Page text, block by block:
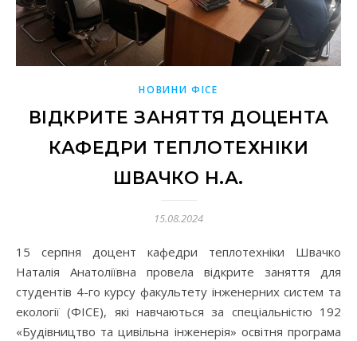
НОВИНИ ФІСЕ
ВІДКРИТЕ ЗАНЯТТЯ ДОЦЕНТА
КАФЕДРИ ТЕПЛОТЕХНІКИ
ШВАЧКО Н.А.
15.08.2024
15 серпня доцент кафедри теплотехніки Швачко
Наталія Анатоліївна провела відкрите заняття для
студентів 4-го курсу факультету інженерних систем та
екології (ФІСЕ), які навчаються за спеціальністю 192
«Будівництво та цивільна інженерія» освітня програма